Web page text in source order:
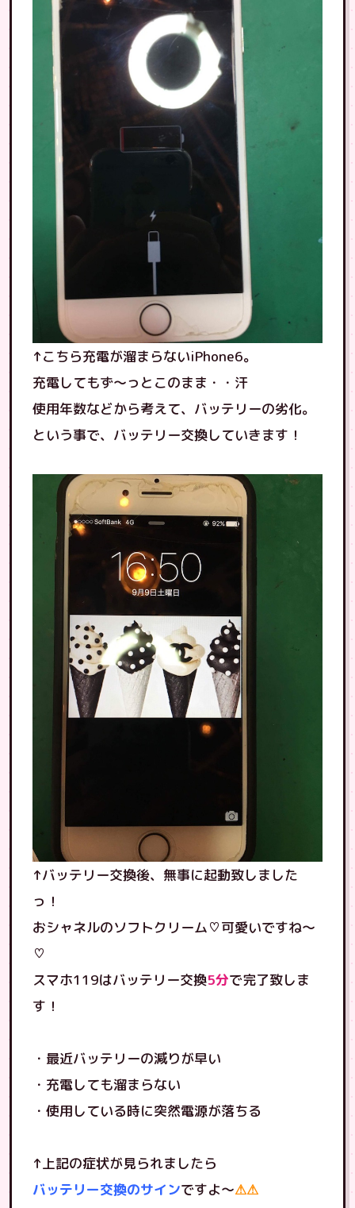
↑こちら充電が溜まらないiPhone6。
充電してもず〜っとこのまま・・汗
使用年数などから考えて、バッテリーの劣化。
という事で、バッテリー交換していきます！
↑バッテリー交換後、無事に起動致しました
っ！
おシャネルのソフトクリーム♡可愛いですね〜
♡
スマホ119はバッテリー交換5分で完了致しま
す！
・最近バッテリーの減りが早い
・充電しても溜まらない
・使用している時に突然電源が落ちる
↑上記の症状が見られましたら
バッテリー交換のサインですよ〜⚠︎⚠︎